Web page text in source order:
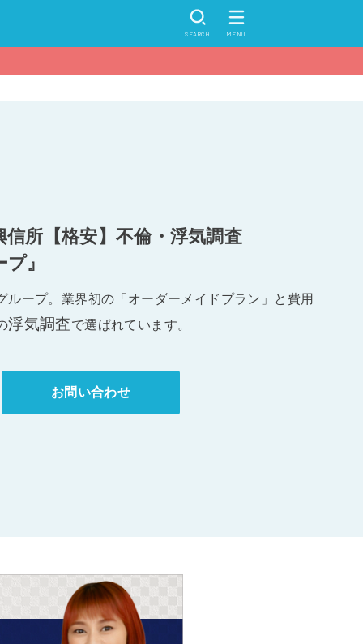
SEARCH MENU
信所【格安】不倫・浮気調査
』
ループ。業界初の「オーダーメイドプラン」と費用
浮気調査で選ばれています。
お問い合わせ